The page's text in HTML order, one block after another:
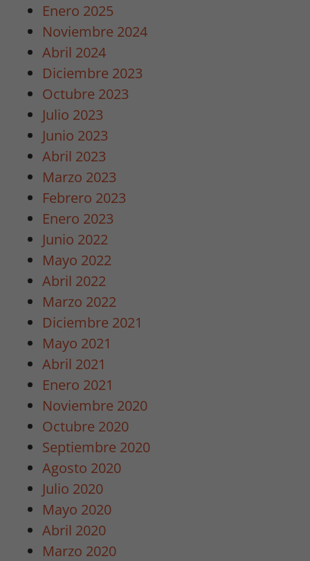
Enero 2025
Noviembre 2024
Abril 2024
Diciembre 2023
Octubre 2023
Julio 2023
Junio 2023
Abril 2023
Marzo 2023
Febrero 2023
Enero 2023
Junio 2022
Mayo 2022
Abril 2022
Marzo 2022
Diciembre 2021
Mayo 2021
Abril 2021
Enero 2021
Noviembre 2020
Octubre 2020
Septiembre 2020
Agosto 2020
Julio 2020
Mayo 2020
Abril 2020
Marzo 2020